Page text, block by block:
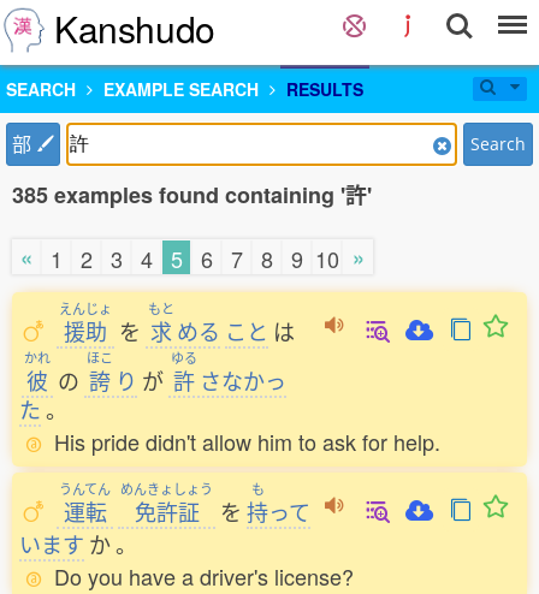
Kanshudo
SEARCH EXAMPLE SEARCH RESULTS
部 Search
385 examples found containing '許'
« 1 2 3 4 5 6 7 8 9 10 »
えんじょ
援助 を
もと
求める こと は
かれ
彼 の
ほこ
誇 り が
ゆる
許 さなかっ
た。
His pride didn't allow him to ask for help.
うんてん
運転
めんきょしょう
免許証 を
も
持って
います か。
Do you have a driver's license?